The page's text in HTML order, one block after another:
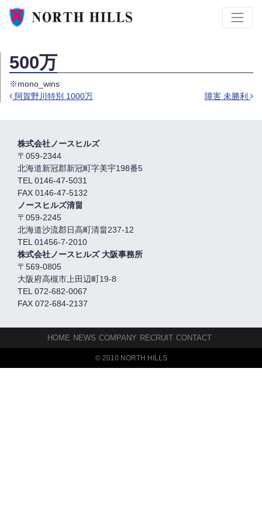
500万
※mono_wins
阿賀野川特別 1000万 障害 未勝利
株式会社ノースヒルズ
〒059-2344
北海道新冠郡新冠町字美宇198番5
TEL 0146-47-5031
FAX 0146-47-5132
ノースヒルズ清畠
〒059-2245
北海道沙流郡日高町清畠237-12
TEL 01456-7-2010
株式会社ノースヒルズ 大阪事務所
〒569-0805
大阪府高槻市上田辺町19-8
TEL 072-682-0067
FAX 072-684-2137
HOME NEWS COMPANY RECRUIT CONTACT
© 2010 NORTH HILLS